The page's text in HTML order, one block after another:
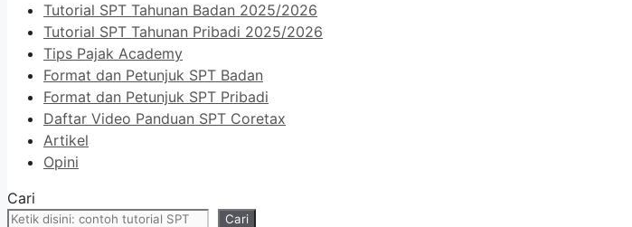
Tutorial SPT Tahunan Badan 2025/2026
Tutorial SPT Tahunan Pribadi 2025/2026
Tips Pajak Academy
Format dan Petunjuk SPT Badan
Format dan Petunjuk SPT Pribadi
Daftar Video Panduan SPT Coretax
Artikel
Opini
Cari
Cari